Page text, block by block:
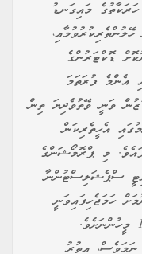
މައިގަނޑު
ޑޮކްޓަރުންގެ
އެންމެ ފުރަތަމަ
ވަނީ ވޭތުވެދިޔަ ތިން
އެހީތެރިކަން
މި ޕްރޮމޯޝަންގެ
އިން 17 އަށް ފާޓިލިޓީ ސްޕެޝަލިސްޓުންނާ
ހަމަޖެހިފައިވަނީ
އޮންލައިންކޮށް ރަޖިސްޓްރީކުރާ ފުރަތަމަ 130 މީހުންނަށެވެ.
އިތުރު